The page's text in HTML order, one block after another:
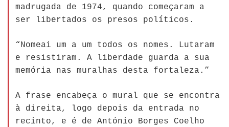
madrugada de 1974, quando começaram a
ser libertados os presos políticos.
“Nomeai um a um todos os nomes. Lutaram
e resistiram. A liberdade guarda a sua
memória nas muralhas desta fortaleza.”
A frase encabeça o mural que se encontra
à direita, logo depois da entrada no
recinto, e é de António Borges Coelho